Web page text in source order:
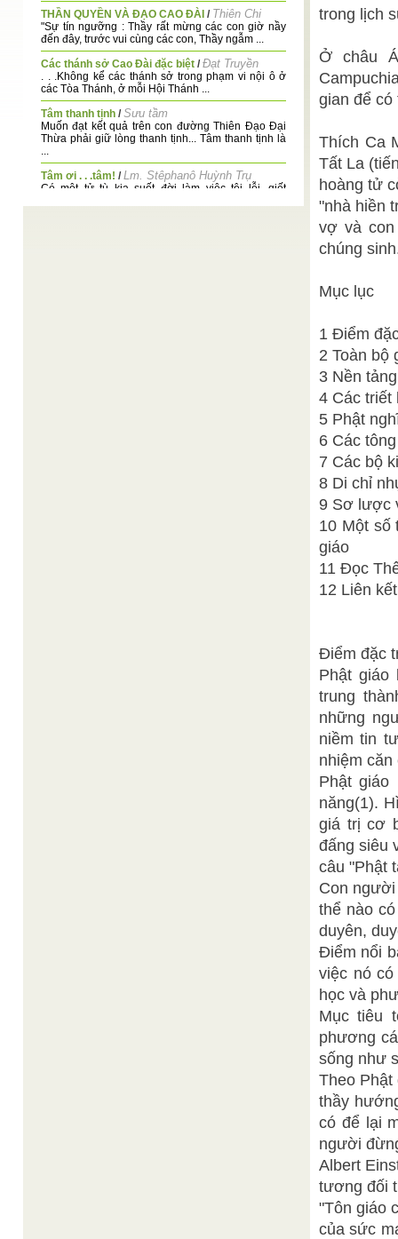
THẦN QUYỀN VÀ ĐẠO CAO ĐÀI / Thiên Chi
"Sự tín ngưỡng : Thầy rất mừng các con giờ nầy
đến đây, trước vui cùng các con, Thầy ngẫm ...
Các thánh sở Cao Đài đặc biệt /Đạt Truyền
. . .Không kể các thánh sở trong phạm vi nội ô ở
các Tòa Thánh, ở mỗi Hội Thánh ...
Tâm thanh tịnh /Sưu tầm
Muốn đạt kết quả trên con đường Thiên Đạo Đại
Thừa phải giữ lòng thanh tịnh... Tâm thanh tịnh là
...
Tâm ơi . . .tâm! /Lm. Stêphanô Huỳnh Trụ
Có một tử tù kia suốt đời làm việc tội lỗi, giết
trong lịch
Ở châu
gian để
Thích Ca
Tất La
hoàng tử
"nhà hiền
vợ và
chúng
Mục lục
1 Điểm
2 Toàn bộ
3 Nền
4 Các triết
5 Phật
6 Các
7 Các bộ
8 Di chỉ
9 Sơ lược
10 Một số
giáo
11 Đọc
12 Liên
Điểm đặc
Phật giáo
trung
những
niềm tin
nhiệm
Phật giáo
năng(1).
giá trị cơ
đấng siêu
câu "Phật
Con người
thể nào
duyên,
Điểm nổi
việc nó
học và
Mục tiêu
phương
sống như
Theo
thầy
có để lại
người
Albert
tương đối
"Tôn giáo
của sức